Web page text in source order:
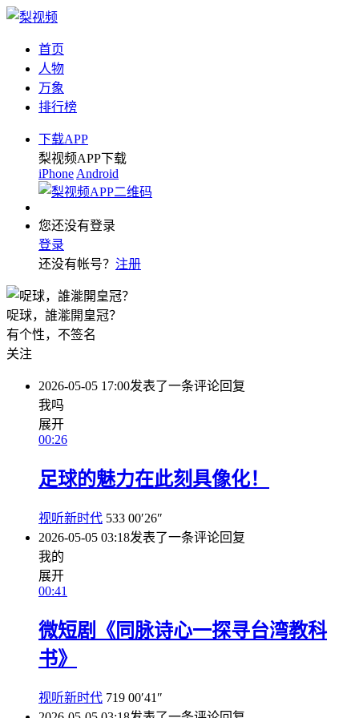
首页
人物
万象
排行榜
下载APP
梨视频APP下载
iPhone Android
您还没有登录
登录
还没有帐号？ 注册
哫球，誰㴰開皇冠？
有个性，不签名
关注
2026-05-05 17:00发表了一条评论回复
我吗
展开
00:26
足球的魅力在此刻具像化！
视听新时代 533 00′26″
2026-05-05 03:18发表了一条评论回复
我的
展开
00:41
微短剧《同脉诗心一探寻台湾教科
书》
视听新时代 719 00′41″